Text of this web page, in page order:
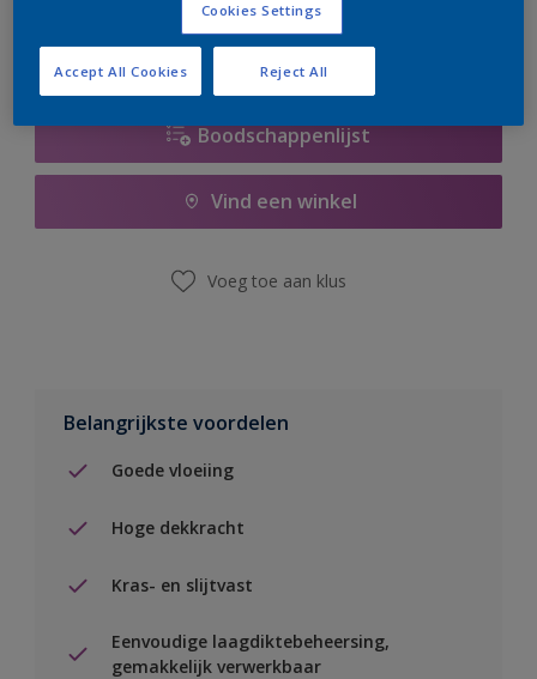
Boodschappenlijst
Vind een winkel
Voeg toe aan klus
Belangrijkste voordelen
Goede vloeiing
Hoge dekkracht
Kras- en slijtvast
Eenvoudige laagdiktebeheersing,
gemakkelijk verwerkbaar
Cookies Settings
Reject All
Accept All Cookies